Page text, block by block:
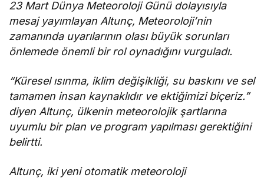
23 Mart Dünya Meteoroloji Günü dolayısıyla
mesaj yayımlayan Altunç, Meteoroloji’nin
zamanında uyarılarının olası büyük sorunları
önlemede önemli bir rol oynadığını vurguladı.
“Küresel ısınma, iklim değişikliği, su baskını ve sel
tamamen insan kaynaklıdır ve ektiğimizi biçeriz.”
diyen Altunç, ülkenin meteorolojik şartlarına
uyumlu bir plan ve program yapılması gerektiğini
belirtti.
Altunç, iki yeni otomatik meteoroloji